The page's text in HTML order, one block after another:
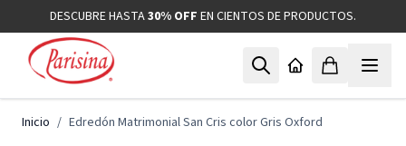
Ir al contenidoDESCUBRE HASTA30% OFF EN CIENTOS DE PRODUCTOS.
Inicio / Edredón Matrimonial San Cris color Gris Oxford